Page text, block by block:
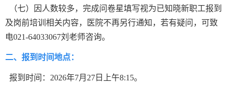
（七）因人数较多，完成问卷星填写视为已知晓新职工报到
及岗前培训相关内容，医院不再另行通知，若有疑问，可致
电021-64033067刘老师咨询。
二、报到时间地点：
报到时间：2026年7月27日上午8:15。